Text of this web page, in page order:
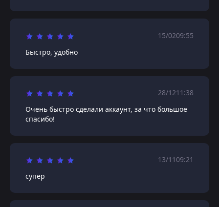
15/0209:55
Быстро, удобно
28/1211:38
Очень быстро сделали аккаунт, за что большое
спасибо!
13/1109:21
супер